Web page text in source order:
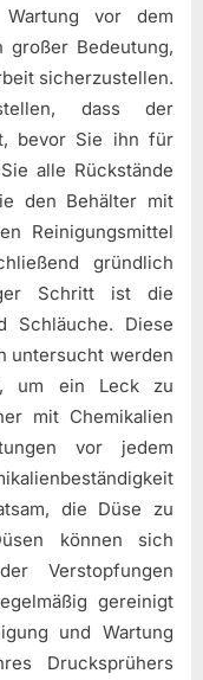
vor dem
großer Bedeutung,
sicherzustellen.
dass der
bevor Sie ihn für
alle Rückstände
den Behälter mit
Reinigungsmittel
gründlich
Schritt ist die
Schläuche. Diese
untersucht werden
um ein Leck zu
mit Chemikalien
vor jedem
die Düse zu
können sich
Verstopfungen
gereinigt
und Wartung
Drucksprühers